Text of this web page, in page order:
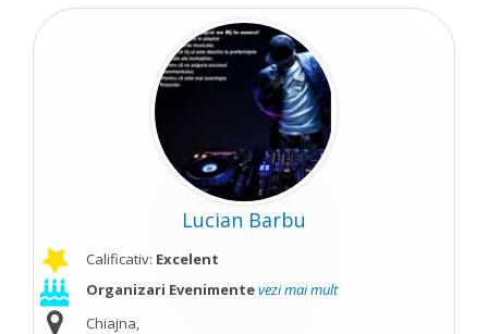
Lucian Barbu
Calificativ: Excelent
Organizari Evenimentevezi mai mult
Chiajna,